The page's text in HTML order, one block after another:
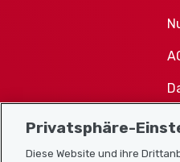
Privatsphäre-
Diese Website und ihre